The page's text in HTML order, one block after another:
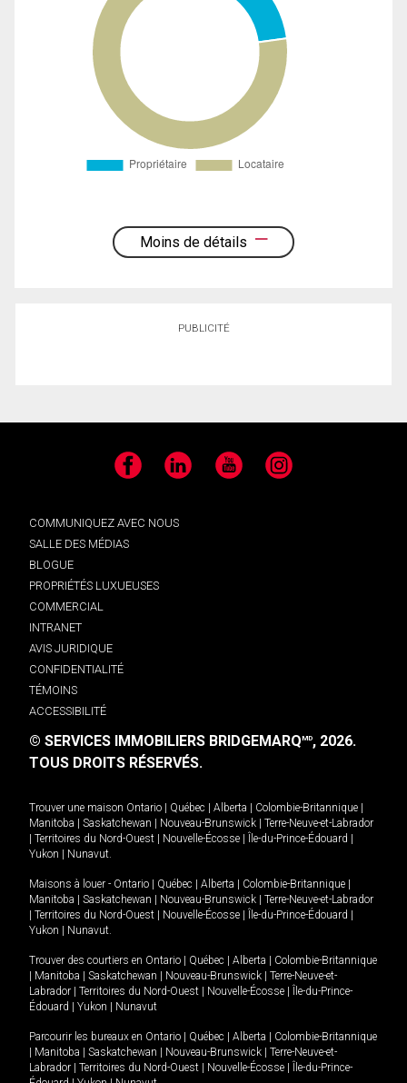
Moins de détails
PUBLICITÉ
Facebook LinkedIn YouTube Instagram
COMMUNIQUEZ AVEC NOUS
SALLE DES MÉDIAS
BLOGUE
PROPRIÉTÉS LUXUEUSES
COMMERCIAL
INTRANET
AVIS JURIDIQUE
CONFIDENTIALITÉ
TÉMOINS
ACCESSIBILITÉ
© SERVICES IMMOBILIERS BRIDGEMARQMD, 2026.
TOUS DROITS RÉSERVÉS.
Trouver une maison Ontario | Québec | Alberta | Colombie-Britannique |
Manitoba | Saskatchewan | Nouveau-Brunswick | Terre-Neuve-et-Labrador
| Territoires du Nord-Ouest | Nouvelle-Écosse | Île-du-Prince-Édouard |
Yukon | Nunavut
Maisons à louer - Ontario | Québec | Alberta | Colombie-Britannique |
Manitoba | Saskatchewan | Nouveau-Brunswick | Terre-Neuve-et-Labrador
| Territoires du Nord-Ouest | Nouvelle-Écosse | Île-du-Prince-Édouard |
Yukon | Nunavut
Trouver des courtiers en Ontario | Québec | Alberta | Colombie-Britannique
| Manitoba | Saskatchewan | Nouveau-Brunswick | Terre-Neuve-et-
Labrador | Territoires du Nord-Ouest | Nouvelle-Écosse | Île-du-Prince-
Édouard | Yukon | Nunavut
Parcourir les bureaux en Ontario | Québec | Alberta | Colombie-Britannique
| Manitoba | Saskatchewan | Nouveau-Brunswick | Terre-Neuve-et-
Labrador | Territoires du Nord-Ouest | Nouvelle-Écosse | Île-du-Prince-